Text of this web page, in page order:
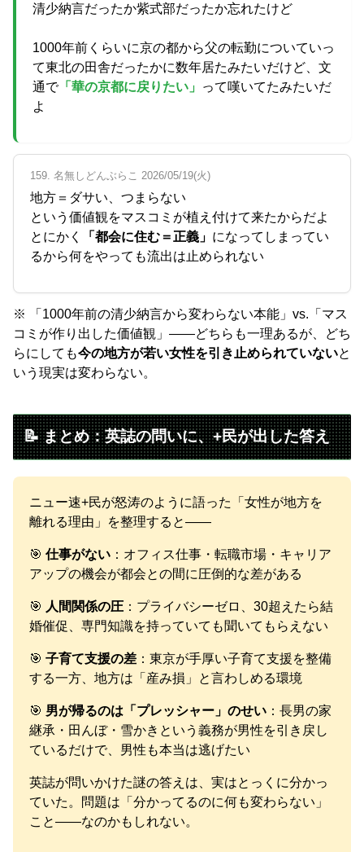
清少納言だったか紫式部だったか忘れたけど
1000年前くらいに京の都から父の転勤についていっ
て東北の田舎だったかに数年居たみたいだけど、文
通で「華の京都に戻りたい」 って嘆いてたみたいだ
よ
159. 名無しどんぶらこ 2026/05/19(火)
地方＝ダサい、つまらない
という価値観をマスコミが植え付けて来たからだよ
とにかく
「都会に住む＝正義」 になってしまってい
るから何をやっても流出は止められない
※ 「1000年前の清少納言から変わらない本能」vs.「マス
コミが作り出した価値観」——どちらも一理あるが、どち
らにしても今の地方が若い女性を引き止められていないと
いう現実は変わらない。
📝 まとめ：英誌の問いに、+民が出した答え
ニュー速+民が怒涛のように語った「女性が地方を
離れる理由」を整理すると——
🎯 仕事がない ：オフィス仕事・転職市場・キャリア
アップの機会が都会との間に圧倒的な差がある
🎯 人間関係の圧 ：プライバシーゼロ、30超えたら結
婚催促、専門知識を持っていても聞いてもらえない
🎯 子育て支援の差 ：東京が手厚い子育て支援を整備
する一方、地方は「産み損」と言わしめる環境
🎯 男が帰るのは「プレッシャー」のせい ：長男の家
継承・田んぼ・雪かきという義務が男性を引き戻し
ているだけで、男性も本当は逃げたい
英誌が問いかけた謎の答えは、実はとっくに分かっ
ていた。問題は「分かってるのに何も変わらない」
こと——なのかもしれない。